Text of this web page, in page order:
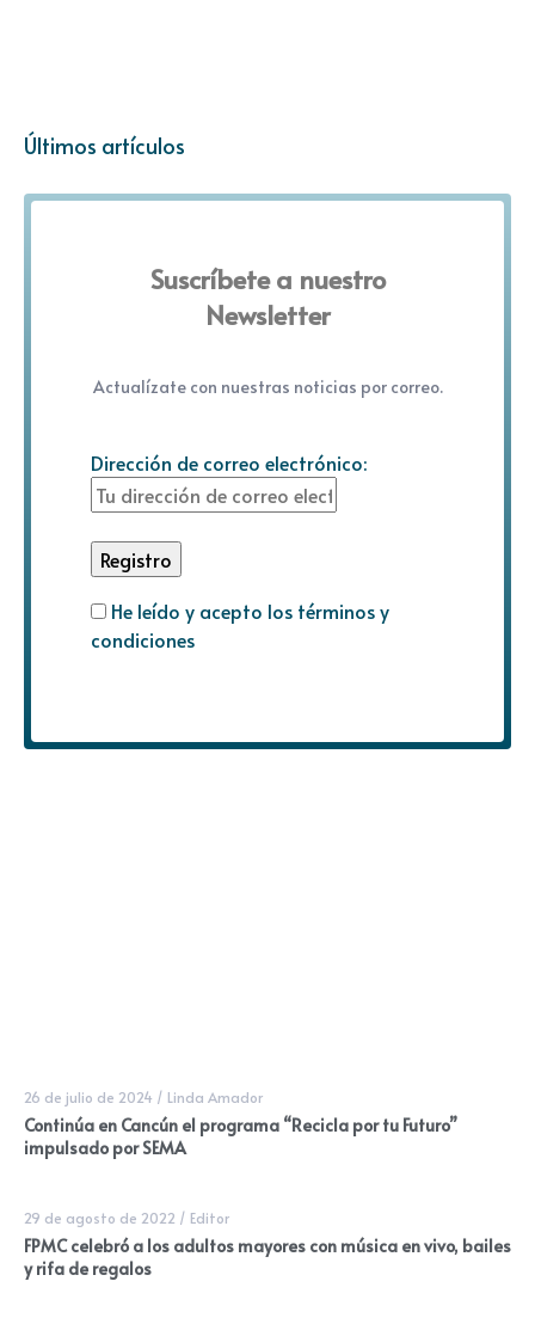
Últimos artículos
Suscríbete a nuestro
Newsletter
Actualízate con nuestras noticias por correo.
Dirección de correo electrónico:
He leído y acepto los términos y
condiciones
26 de julio de 2024 / Linda Amador
Continúa en Cancún el programa “Recicla por tu Futuro”
impulsado por SEMA
29 de agosto de 2022 / Editor
FPMC celebró a los adultos mayores con música en vivo, bailes
y rifa de regalos